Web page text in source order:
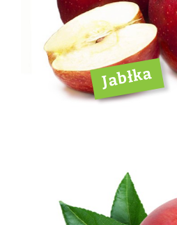
Jabłka